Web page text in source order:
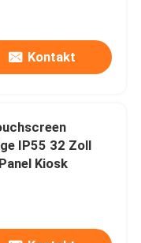
Kontakt
IP55 32 Zoll
Kiosk